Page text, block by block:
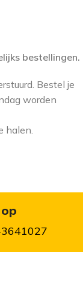
bestellingen.
Bestel je
worden
halen.